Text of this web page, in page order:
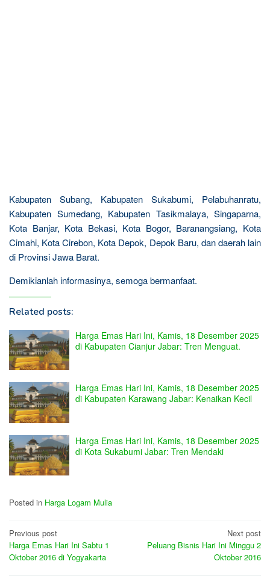
Kabupaten Subang, Kabupaten Sukabumi, Pelabuhanratu,
Kabupaten Sumedang, Kabupaten Tasikmalaya, Singaparna,
Kota Banjar, Kota Bekasi, Kota Bogor, Baranangsiang, Kota
Cimahi, Kota Cirebon, Kota Depok, Depok Baru, dan daerah lain
di Provinsi Jawa Barat.
Demikianlah informasinya, semoga bermanfaat.
Related posts:
Harga Emas Hari Ini, Kamis, 18 Desember 2025
di Kabupaten Cianjur Jabar: Tren Menguat.
Harga Emas Hari Ini, Kamis, 18 Desember 2025
di Kabupaten Karawang Jabar: Kenaikan Kecil
Harga Emas Hari Ini, Kamis, 18 Desember 2025
di Kota Sukabumi Jabar: Tren Mendaki
Posted in Harga Logam Mulia
Post
navigation
Previous post
Harga Emas Hari Ini Sabtu 1
Oktober 2016 di Yogyakarta
Next post
Peluang Bisnis Hari Ini Minggu 2
Oktober 2016